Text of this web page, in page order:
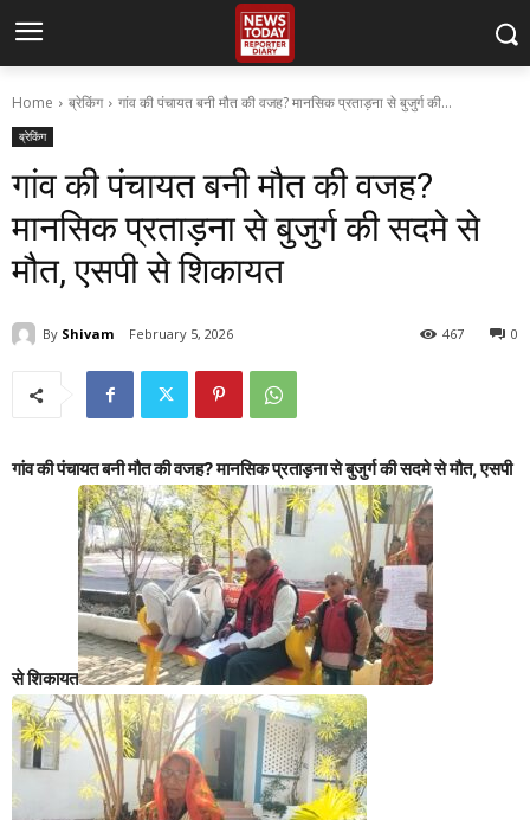
Home ब्रेकिंग गांव की पंचायत बनी मौत की वजह? मानसिक प्रताड़ना से बुजुर्ग की...
ब्रेकिंग
गांव की पंचायत बनी मौत की वजह?
मानसिक प्रताड़ना से बुजुर्ग की सदमे से
मौत, एसपी से शिकायत
By Shivam February 5, 2026 0
467
गांव की पंचायत बनी मौत की वजह? मानसिक प्रताड़ना से बुजुर्ग की सदमे से मौत, एसपी
से शिकायत